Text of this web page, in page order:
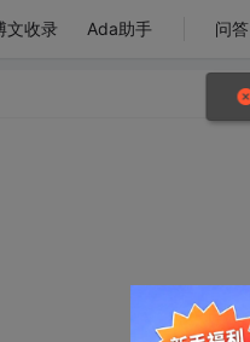
文收录 Ada助手 问答